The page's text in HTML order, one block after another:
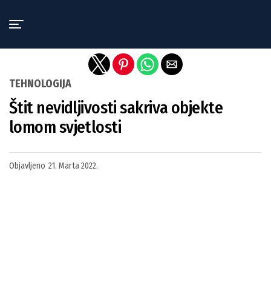
TEHNOLOGIJA
Štit nevidljivosti sakriva objekte
lomom svjetlosti
Objavljeno 21. Marta 2022.